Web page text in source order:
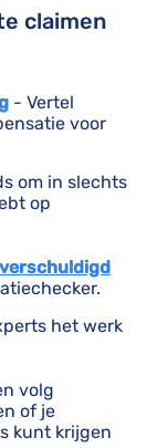
claimen
- Vertel
voor
om in slechts
op
het werk
volg
of je
kunt krijgen